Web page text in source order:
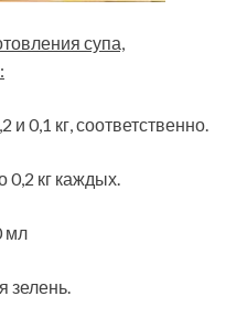
супа,
и 0,1 кг, соответственно.
0,2 кг каждых.
мл
зелень.